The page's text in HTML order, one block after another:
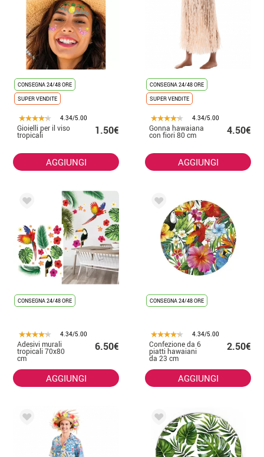
CONSEGNA 24/48 ORE
SUPER VENDITE
4.34/5.00
Gioielli per il viso
tropicali 1.50€
AGGIUNGI
CONSEGNA 24/48 ORE
SUPER VENDITE
4.34/5.00
Gonna hawaiana
con fiori 80 cm 4.50€
AGGIUNGI
CONSEGNA 24/48 ORE
4.34/5.00
Adesivi murali
tropicali 70x80
cm
6.50€
AGGIUNGI
CONSEGNA 24/48 ORE
4.34/5.00
Confezione da 6
piatti hawaiani
da 23 cm
2.50€
AGGIUNGI